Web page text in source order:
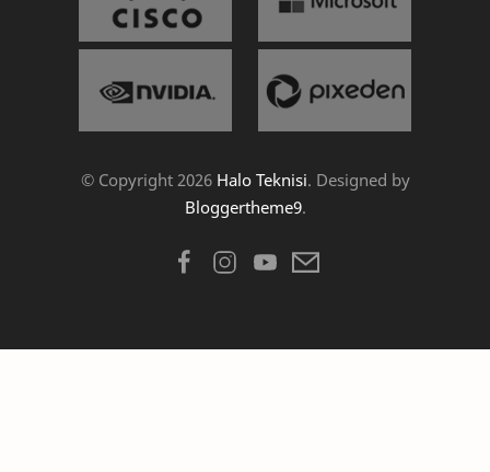
© Copyright 2026 Halo Teknisi. Designed by
Bloggertheme9.